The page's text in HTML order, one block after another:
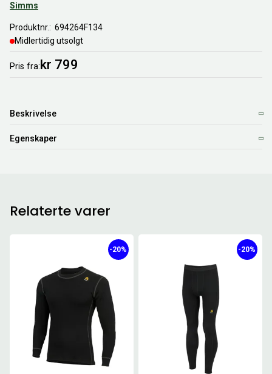
Simms
Produktnr.
694264F134
Midlertidig utsolgt
Pris fra kr 799
Beskrivelse
Egenskaper
Relaterte varer
-20% -20%